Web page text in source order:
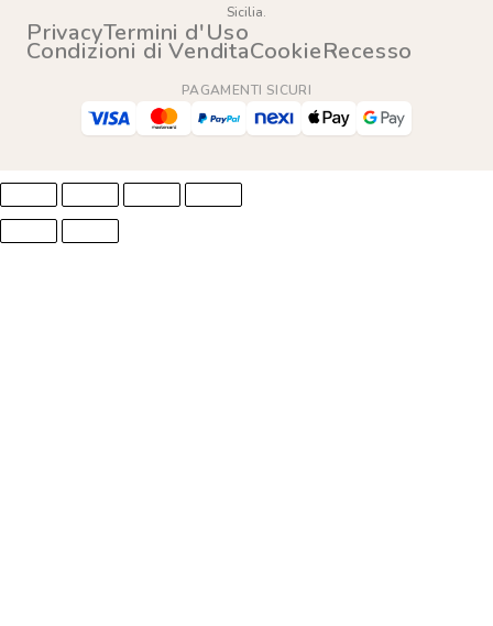
Sicilia.
PrivacyTermini d'Uso
Condizioni di VenditaCookieRecesso
PAGAMENTI SICURI